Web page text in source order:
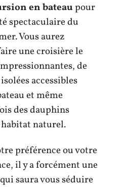
en bateaupour
spectaculaire du
Vous aurez
une croisière le
de
accessibles
et même
des dauphins
naturel.
préférence ou votre
il y a forcément une
saura vous séduire